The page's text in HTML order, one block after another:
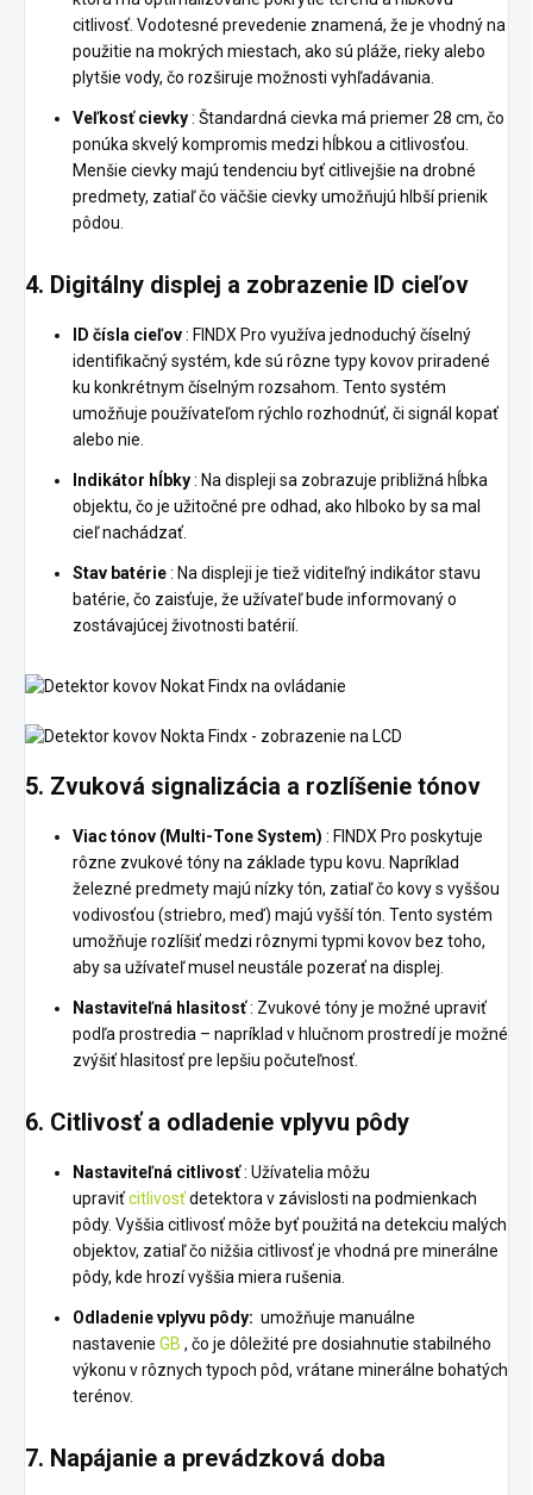
citlivosť. Vodotesné prevedenie znamená, že je vhodný na
použitie na mokrých miestach, ako sú pláže, rieky alebo
plytšie vody, čo rozširuje možnosti vyhľadávania.
Veľkosť cievky: Štandardná cievka má priemer 28 cm, čo
ponúka skvelý kompromis medzi hĺbkou a citlivosťou.
Menšie cievky majú tendenciu byť citlivejšie na drobné
predmety, zatiaľ čo väčšie cievky umožňujú hlbší prienik
pôdou.
4. Digitálny displej a zobrazenie ID cieľov
ID čísla cieľov: FINDX Pro využíva jednoduchý číselný
identifikačný systém, kde sú rôzne typy kovov priradené
ku konkrétnym číselným rozsahom. Tento systém
umožňuje používateľom rýchlo rozhodnúť, či signál kopať
alebo nie.
Indikátor hĺbky: Na displeji sa zobrazuje približná hĺbka
objektu, čo je užitočné pre odhad, ako hlboko by sa mal
cieľ nachádzať.
Stav batérie: Na displeji je tiež viditeľný indikátor stavu
batérie, čo zaisťuje, že užívateľ bude informovaný o
zostávajúcej životnosti batérií.
5. Zvuková signalizácia a rozlíšenie tónov
Viac tónov (Multi-Tone System) : FINDX Pro poskytuje
rôzne zvukové tóny na základe typu kovu. Napríklad
železné predmety majú nízky tón, zatiaľ čo kovy s vyššou
vodivosťou (striebro, meď) majú vyšší tón. Tento systém
umožňuje rozlíšiť medzi rôznymi typmi kovov bez toho,
aby sa užívateľ musel neustále pozerať na displej.
Nastaviteľná hlasitosť: Zvukové tóny je možné upraviť
podľa prostredia – napríklad v hlučnom prostredí je možné
zvýšiť hlasitosť pre lepšiu počuteľnosť.
6. Citlivosť a odladenie vplyvu pôdy
Nastaviteľná citlivosť: Užívatelia môžu
upraviťcitlivosťdetektora v závislosti na podmienkach
pôdy. Vyššia citlivosť môže byť použitá na detekciu malých
objektov, zatiaľ čo nižšia citlivosť je vhodná pre minerálne
pôdy, kde hrozí vyššia miera rušenia.
Odladenie vplyvu pôdy: umožňuje manuálne
nastavenie GB , čo je dôležité pre dosiahnutie stabilného
výkonu v rôznych typoch pôd, vrátane minerálne bohatých
terénov.
7. Napájanie a prevádzková doba